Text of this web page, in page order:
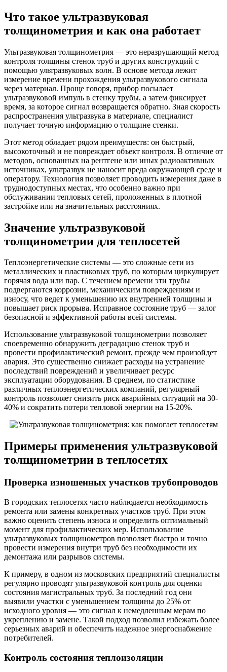
Что такое ультразвуковая
толщинометрия и как она работает
Ультразвуковая толщинометрия — это неразрушающий метод
контроля толщины стенок труб и других конструкций с
помощью ультразвуковых волн. В основе метода лежит
измерение времени прохождения ультразвукового сигнала
через материал. Проще говоря, прибор посылает
ультразвуковой импуль в стенку трубы, а затем фиксирует
время, за которое сигнал возвращается обратно. Зная скорость
распространения ультразвука в материале, специалист
получает точную информацию о толщине стенки.
Этот метод обладает рядом преимуществ: он быстрый,
высокоточный и не повреждает объект контроля. В отличие от
методов, основанных на рентгене или иных радиоактивных
источниках, ультразвук не наносит вреда окружающей среде и
оператору. Технология позволяет проводить измерения даже в
труднодоступных местах, что особенно важно при
обслуживании тепловых сетей, проложенных в плотной
застройке или на значительных расстояниях.
Значение ультразвуковой
толщинометрии для теплосетей
Теплоэнергетические системы — это сложные сети из
металлических и пластиковых труб, по которым циркулирует
горячая вода или пар. С течением времени эти трубы
подвергаются коррозии, механическим повреждениям и
износу, что ведет к уменьшению их внутренней толщины и
повышает риск прорыва. Исправное состояние труб — залог
безопасной и эффективной работы всей системы.
Использование ультразвуковой толщинометрии позволяет
своевременно обнаружить деградацию стенок труб и
провести профилактический ремонт, прежде чем произойдет
авария. Это существенно снижает расходы на устранение
последствий повреждений и увеличивает ресурс
эксплуатации оборудования. В среднем, по статистике
различных теплоэнергетических компаний, регулярный
контроль позволяет снизить риск аварийных ситуаций на 30-
40% и сократить потери тепловой энергии на 15-20%.
Примеры применения ультразвуковой
толщинометрии в теплосетях
Проверка изношенных участков трубопроводов
В городских теплосетях часто наблюдается необходимость
ремонта или замены конкретных участков труб. При этом
важно оценить степень износа и определить оптимальный
момент для профилактических мер. Использование
ультразвуковых толщинометров позволяет быстро и точно
провести измерения внутри труб без необходимости их
демонтажа или разрывов системы.
К примеру, в одном из московских предприятий специалисты
регулярно проводят ультразвуковой контроль для оценки
состояния магистральных труб. За последний год они
выявили участки с уменьшением толщины до 25% от
исходного уровня — это сигнал к немедленным мерам по
укреплению и замене. Такой подход позволил избежать более
серьезных аварий и обеспечить надежное энергоснабжение
потребителей.
Контроль состояния теплоизоляции